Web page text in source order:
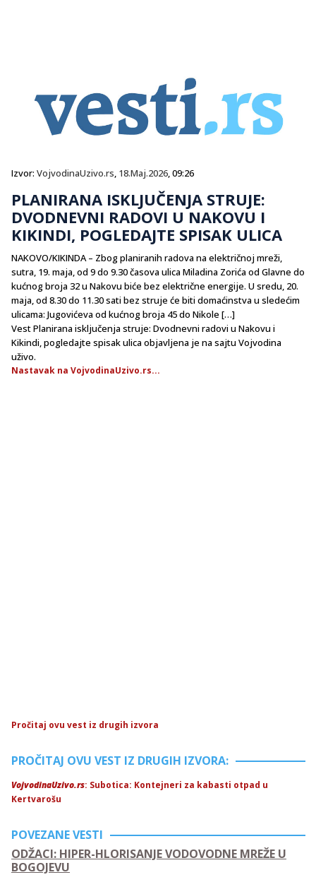
Izvor: VojvodinaUzivo.rs, 18.Maj.2026, 09:26
PLANIRANA ISKLJUČENJA STRUJE:
DVODNEVNI RADOVI U NAKOVU I
KIKINDI, POGLEDAJTE SPISAK ULICA
NAKOVO/KIKINDA – Zbog planiranih radova na električnoj mreži,
sutra, 19. maja, od 9 do 9.30 časova ulica Miladina Zorića od Glavne do
kućnog broja 32 u Nakovu biće bez električne energije. U sredu, 20.
maja, od 8.30 do 11.30 sati bez struje će biti domaćinstva u sledećim
ulicama: Jugovićeva od kućnog broja 45 do Nikole […]
Vest Planirana isključenja struje: Dvodnevni radovi u Nakovu i
Kikindi, pogledajte spisak ulica objavljena je na sajtu Vojvodina
uživo.
Nastavak na VojvodinaUzivo.rs...
Pročitaj ovu vest iz drugih izvora
PROČITAJ OVU VEST IZ DRUGIH IZVORA:
VojvodinaUzivo.rs: Subotica: Kontejneri za kabasti otpad u
Kertvarošu
POVEZANE VESTI
ODŽACI: HIPER-HLORISANJE VODOVODNE MREŽE U
BOGOJEVU